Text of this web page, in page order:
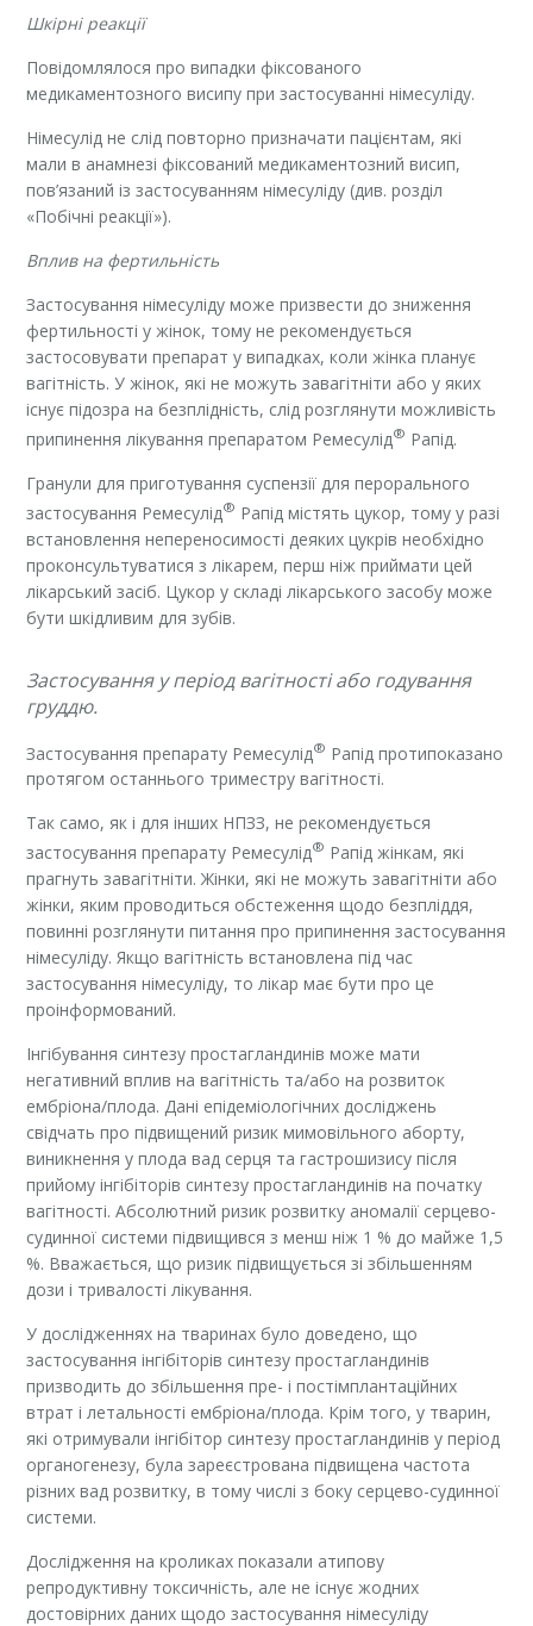
Шкірні реакції
Повідомлялося про випадки фіксованого
медикаментозного висипу при застосуванні німесуліду.
Німесулід не слід повторно призначати пацієнтам, які
мали в анамнезі фіксований медикаментозний висип,
пов’язаний із застосуванням німесуліду (див. розділ
«Побічні реакції»).
Вплив на фертильність
Застосування німесуліду може призвести до зниження
фертильності у жінок, тому не рекомендується
застосовувати препарат у випадках, коли жінка планує
вагітність. У жінок, які не можуть завагітніти або у яких
існує підозра на безплідність, слід розглянути можливість
припинення лікування препаратом Ремесулід® Рапід.
Гранули для приготування суспензії для перорального
застосування Ремесулід® Рапід містять цукор, тому у разі
встановлення непереносимості деяких цукрів необхідно
проконсультуватися з лікарем, перш ніж приймати цей
лікарський засіб. Цукор у складі лікарського засобу може
бути шкідливим для зубів.
Застосування у період вагітності або годування
груддю.
Застосування препарату Ремесулід® Рапід протипоказано
протягом останнього триместру вагітності.
Так само, як і для інших НПЗЗ, не рекомендується
застосування препарату Ремесулід® Рапід жінкам, які
прагнуть завагітніти. Жінки, які не можуть завагітніти або
жінки, яким проводиться обстеження щодо безпліддя,
повинні розглянути питання про припинення застосування
німесуліду. Якщо вагітність встановлена під час
застосування німесуліду, то лікар має бути про це
проінформований.
Інгібування синтезу простагландинів може мати
негативний вплив на вагітність та/або на розвиток
ембріона/плода. Дані епідеміологічних досліджень
свідчать про підвищений ризик мимовільного аборту,
виникнення у плода вад серця та гастрошизису після
прийому інгібіторів синтезу простагландинів на початку
вагітності. Абсолютний ризик розвитку аномалії серцево-
судинної системи підвищився з менш ніж 1 % до майже 1,5
%. Вважається, що ризик підвищується зі збільшенням
дози і тривалості лікування.
У дослідженнях на тваринах було доведено, що
застосування інгібіторів синтезу простагландинів
призводить до збільшення пре- і постімплантаційних
втрат і летальності ембріона/плода. Крім того, у тварин,
які отримували інгібітор синтезу простагландинів у період
органогенезу, була зареєстрована підвищена частота
різних вад розвитку, в тому числі з боку серцево-судинної
системи.
Дослідження на кроликах показали атипову
репродуктивну токсичність, але не існує жодних
достовірних даних щодо застосування німесуліду